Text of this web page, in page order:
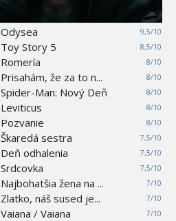
9,5/10
Odysea
8,5/10
Toy Story 5
8/10
Romería
8/10
Prisahám, že za to n...
8/10
Spider-Man: Nový Deň
8/10
Leviticus
8/10
Pozvanie
7,5/10
Škaredá sestra
7,5/10
Deň odhalenia
7,5/10
Srdcovka
7/10
Najbohatšia žena na ...
7/10
Zlatko, náš sused je...
7/10
Vaiana / Vaiana